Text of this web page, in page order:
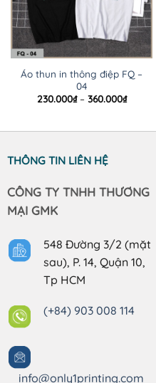
Áo thun in thông điệp FQ –
04
230.000₫ – 360.000₫Khoảng
đến
THÔNG TIN LIÊN HỆ
CÔNG TY TNHH THƯƠNG
MẠI GMK
548 Đường 3/2 (mặt
sau), P. 14, Quận 10,
Tp HCM
(+84) 903 008 114
info@only1printing.com